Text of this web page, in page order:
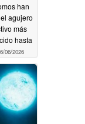
han
agujero
más
hasta
06/2026